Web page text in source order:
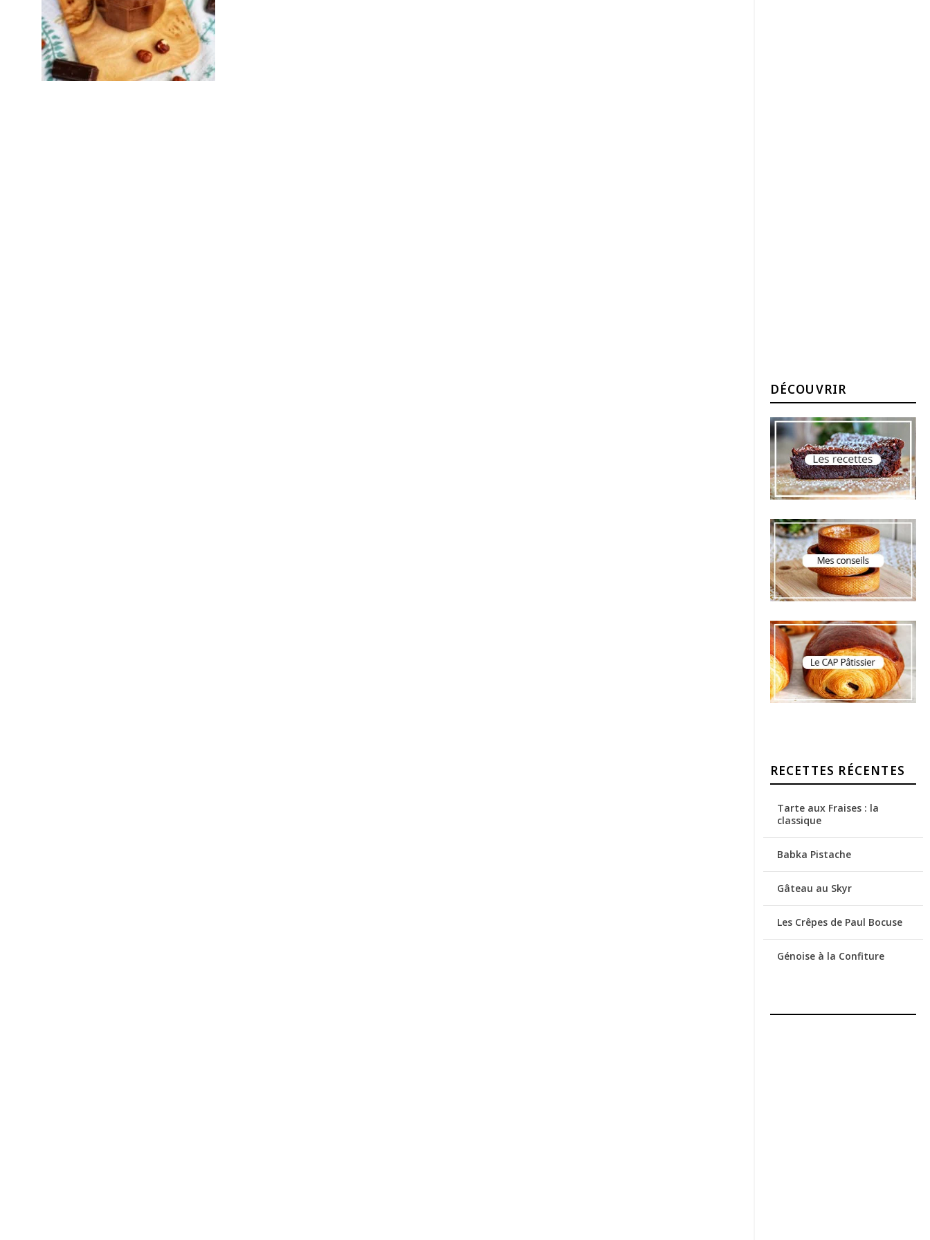
DÉCOUVRIR
RECETTES RÉCENTES
Tarte aux Fraises : la
classique
Babka Pistache
Gâteau au Skyr
Les Crêpes de Paul Bocuse
Génoise à la Confiture